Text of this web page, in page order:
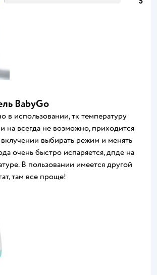
BabyGo
в использовании, тк температуру
на всегда не возможно, приходится
выбирать режим и менять
очень быстро испаряется, дпде на
В пользовании имеется другой
там все проще!